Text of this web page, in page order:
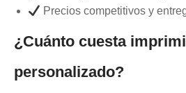
Precios competitivos y
¿Cuánto cuesta
personalizado?